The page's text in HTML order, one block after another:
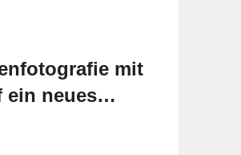
mit
ein neues